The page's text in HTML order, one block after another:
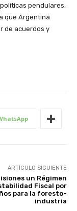
pendulares,
que Argentina
de acuerdos y
ARTÍCULO SIGUIENTE
un Régimen
Fiscal por
para la foresto-
industria